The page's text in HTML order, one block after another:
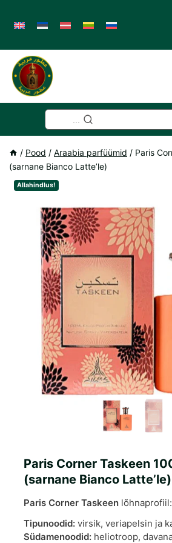
content
/ Pood / Araabia parfüümid / Paris
(sarnane Bianco Latte’le)
Allahindlus!
Paris Corner Taskeen
(sarnane Bianco Latte’le)
Paris Corner Taskeen lõhnaprofiil:
Tipunoodid: virsik, veriapelsin ja
Südamenoodid: heliotroop,